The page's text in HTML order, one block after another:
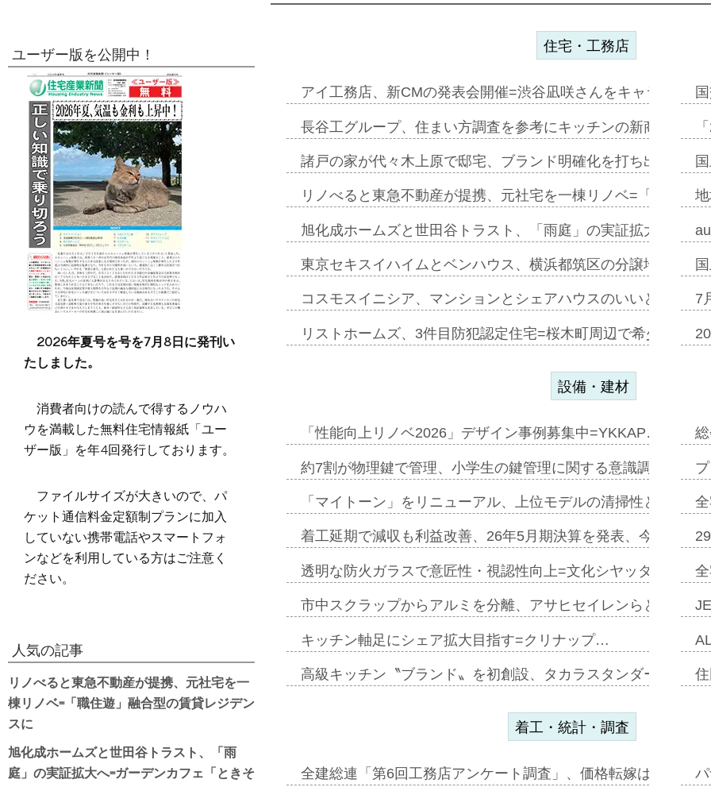
住宅・工務店
アイ工務店、新CMの発表会開催=渋谷凪咲さんをキャラクタ
長谷工グループ、住まい方調査を参考にキッチンの新商品=「
諸戸の家が代々木上原で邸宅、ブランド明確化を打ち出す=年
リノべると東急不動産が提携、元社宅を一棟リノベ=「職住遊
旭化成ホームズと世田谷トラスト、「雨庭」の実証拡大へ=ガ
東京セキスイハイムとベンハウス、横浜都筑区の分譲地開発で
コスモスイニシア、マンションとシェアハウスのいいとこどり
リストホームズ、3件目防犯認定住宅=桜木町周辺で希少価値
7
設備・建材
「性能向上リノベ2026」デザイン事例募集中=YKKAP…
約7割が物理鍵で管理、小学生の鍵管理に関する意識調査
「マイトーン」をリニューアル、上位モデルの清掃性と安全
着工延期で減収も利益改善、26年5月期決算を発表、今期は増
透明な防火ガラスで意匠性・視認性向上=文化シヤッター…
市中スクラップからアルミを分離、アサヒセイレンらと協働開
キッチン軸足にシェア拡大目指す=クリナップ…
高級キッチン〝ブランド〟を初創設、タカラスタンダードが新
着工・統計・調査
全建総連「第6回工務店アンケート調査」、価格転嫁は十分に
ユーザー版を公開中！
2026年夏号を号を7月8日に発刊い
たしました。
消費者向けの読んで得するノウハ
ウを満載した無料住宅情報紙「ユー
ザー版」を年4回発行しております。
ファイルサイズが大きいので、パ
ケット通信料金定額制プランに加入
していない携帯電話やスマートフォ
ンなどを利用している方はご注意く
ださい。
人気の記事
リノべると東急不動産が提携、元社宅を一
棟リノベ=「職住遊」融合型の賃貸レジデン
スに
旭化成ホームズと世田谷トラスト、「雨
庭」の実証拡大へ=ガーデンカフェ「ときそ